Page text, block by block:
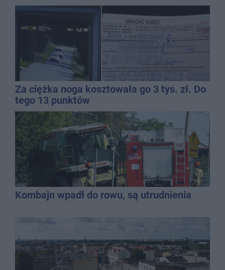
Za ciężka noga kosztowała go 3 tys. zł. Do
tego 13 punktów
Kombajn wpadł do rowu, są utrudnienia